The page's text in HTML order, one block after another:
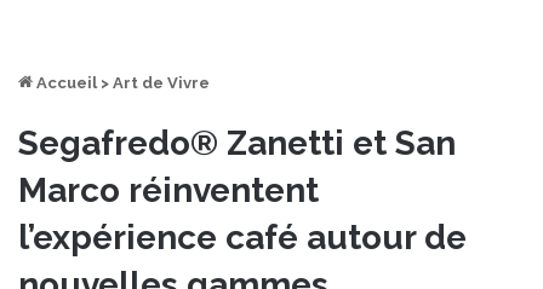
Accueil > Art de Vivre
Segafredo® Zanetti et San
Marco réinventent
l’expérience café autour de